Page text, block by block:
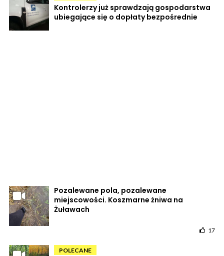
Kontrolerzy już sprawdzają gospodarstwa
ubiegające się o dopłaty bezpośrednie
Pozalewane pola, pozalewane
miejscowości. Koszmarne żniwa na
Żuławach
17
POLECANE